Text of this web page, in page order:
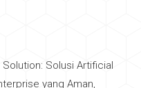
Solution: Solusi Artificial
yang Aman,